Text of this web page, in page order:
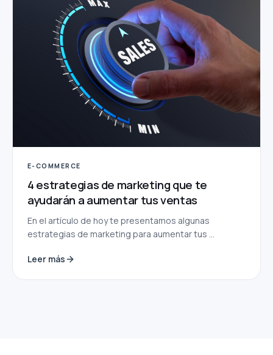
E-COMMERCE
4 estrategias de marketing que te
ayudarán a aumentar tus ventas
En el artículo de hoy te presentamos algunas
estrategias de marketing para aumentar tus ...
Leer más